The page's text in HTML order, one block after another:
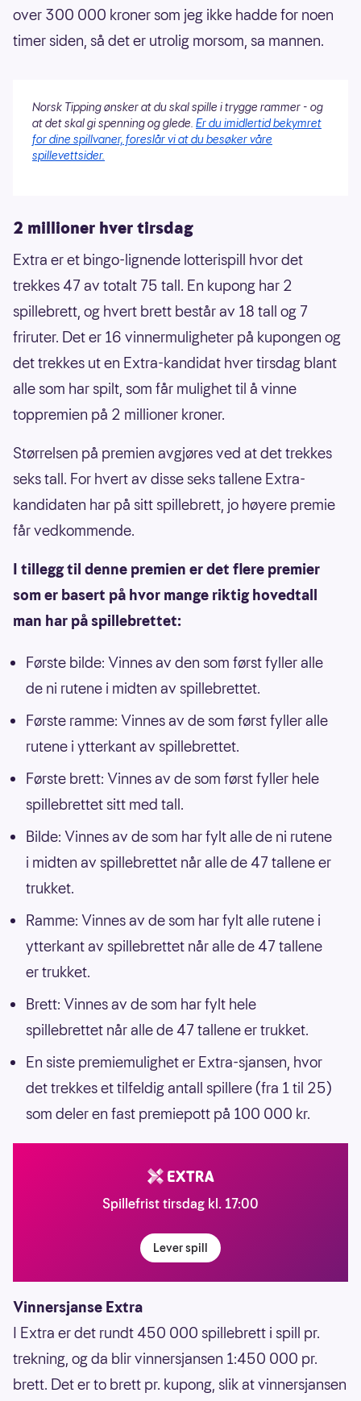
over 300 000 kroner som jeg ikke hadde for noen
timer siden, så det er utrolig morsom, sa mannen.
Norsk Tipping ønsker at du skal spille i trygge rammer - og
at det skal gi spenning og glede. Er du imidlertid bekymret
for dine spillvaner, foreslår vi at du besøker våre
spillevettsider.
2 millioner hver tirsdag
Extra er et bingo-lignende lotterispill hvor det
trekkes 47 av totalt 75 tall. En kupong har 2
spillebrett, og hvert brett består av 18 tall og 7
friruter. Det er 16 vinnermuligheter på kupongen og
det trekkes ut en Extra-kandidat hver tirsdag blant
alle som har spilt, som får mulighet til å vinne
toppremien på 2 millioner kroner.
Størrelsen på premien avgjøres ved at det trekkes
seks tall. For hvert av disse seks tallene Extra-
kandidaten har på sitt spillebrett, jo høyere premie
får vedkommende.
I tillegg til denne premien er det flere premier
som er basert på hvor mange riktig hovedtall
man har på spillebrettet:
Første bilde: Vinnes av den som først fyller alle
de ni rutene i midten av spillebrettet.
Første ramme: Vinnes av de som først fyller alle
rutene i ytterkant av spillebrettet.
Første brett: Vinnes av de som først fyller hele
spillebrettet sitt med tall.
Bilde: Vinnes av de som har fylt alle de ni rutene
i midten av spillebrettet når alle de 47 tallene er
trukket.
Ramme: Vinnes av de som har fylt alle rutene i
ytterkant av spillebrettet når alle de 47 tallene
er trukket.
Brett: Vinnes av de som har fylt hele
spillebrettet når alle de 47 tallene er trukket.
En siste premiemulighet er Extra-sjansen, hvor
det trekkes et tilfeldig antall spillere (fra 1 til 25)
som deler en fast premiepott på 100 000 kr.
Spillefrist tirsdag kl. 17:00
Lever spill
Vinnersjanse Extra
I Extra er det rundt 450 000 spillebrett i spill pr.
trekning, og da blir vinnersjansen 1:450 000 pr.
brett. Det er to brett pr. kupong, slik at vinnersjansen